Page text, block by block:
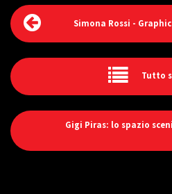
Simona Rossi -
Tutto
Gigi Piras: lo spazio